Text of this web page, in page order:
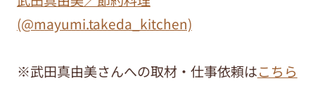
(@mayumi.takeda_kitchen)
※武田真由美さんへの取材・仕事依頼はこちら